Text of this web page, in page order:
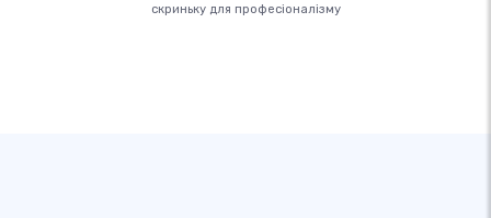
скриньку для професіоналізму